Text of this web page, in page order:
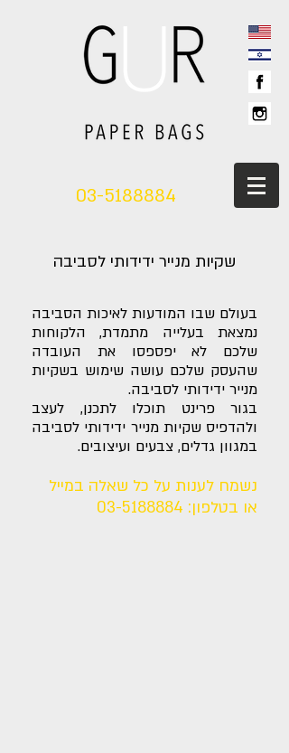
03-5188884
שקיות מנייר ידידותי לסביבה
בעולם שבו המודעות לאיכות הסביבה
נמצאת בעלייה מתמדת, הלקוחות
שלכם לא יפספסו את העובדה
שהעסק שלכם עושה שימוש בשקיות
מנייר ידידותי לסביבה.
בגור פרינט תוכלו לתכנן, לעצב
ולהדפיס שקיות מנייר ידידותי לסביבה
במגוון גדלים, צבעים ועיצובים.
נשמח לענות על כל שאלה במייל
או בטלפון: 03-5188884